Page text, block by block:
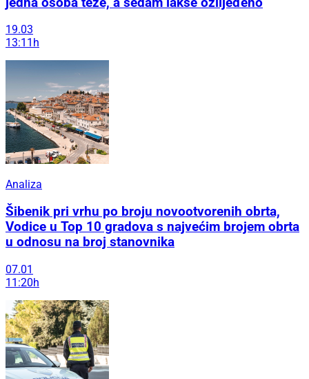
19.03
13:11h
Analiza
Šibenik pri vrhu po broju novootvorenih obrta,
Vodice u Top 10 gradova s najvećim brojem obrta
u odnosu na broj stanovnika
07.01
11:20h